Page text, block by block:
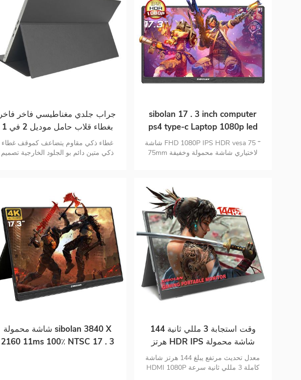
جراب جلدي مغناطيسي فاخر فاخر
بغطاء قلاب حامل موديل 2 في 1
للشاشة المحمولة
غطاء ذكي مقاوم يتضاعف كموقف غطاء
ذكي متين دائم بو الجلود الخارجية تصميم
sibolan 17 . 3 inch computer
ps4 type-c Laptop 1080p led
IPS panel شاشة ألعاب محمولة
شاشة FHD 1080P IPS HDR vesa 75 *
75mm لاختياري شاشة محمولة وخفيفة
شاشة محمولة sibolan 3840 X
2160 11ms 100٪ NTSC 17 . 3
وقت استجابة 3 مللي ثانية 144
هرتز HDR IPS شاشة محمولة
للألعاب
معدل تحديث مرتفع يبلغ 144 هرتز شاشة
HDMI 1080P كاملة 3 مللي ثانية سرعة